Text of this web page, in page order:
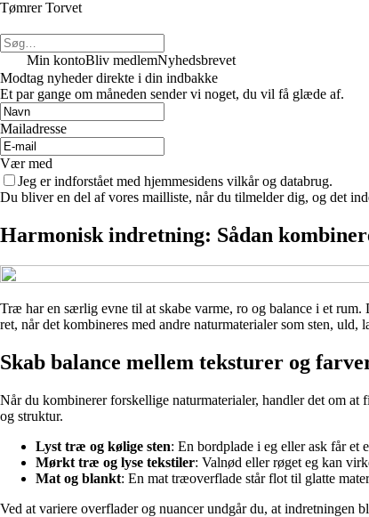
Tømrer Torvet
Min kontoBliv medlemNyhedsbrevet
Modtag nyheder direkte i din indbakke
Et par gange om måneden sender vi noget, du vil få glæde af.
Mailadresse
Vær med
Jeg er indforstået med hjemmesidens vilkår og databrug.
Du bliver en del af vores mailliste, når du tilmelder dig, og det
Harmonisk indretning: Sådan
Træ har en særlig evne til at skabe varme, ro og balance i et
ret, når det kombineres med andre naturmaterialer som sten,
Skab balance mellem teksturer og
Når du kombinerer forskellige naturmaterialer, handler det om
og struktur.
Lyst træ og kølige sten: En bordplade i eg eller ask får et
Mørkt træ og lyse tekstiler: Valnød eller røget eg kan
Mat og blankt: En mat træoverflade står flot til glatte
Ved at variere overflader og nuancer undgår du, at indretningen